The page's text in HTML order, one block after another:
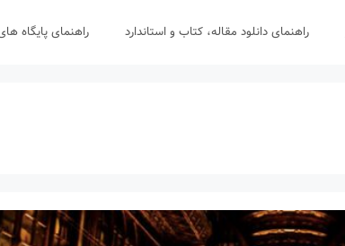
راهنمای دانلود مقاله، کتاب و استاندارد راهنمای پایگاه